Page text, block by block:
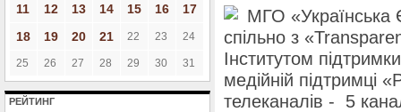
11
12 13 14 15 16
17
18
19 20 21 22 23 24
25 26 27 28 29 30 31
РЕЙТИНГ
МГО «Українська
спільно з
Інститутом
медійній підтримці
телеканалів - 5